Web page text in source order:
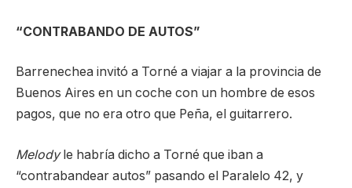
“CONTRABANDO DE AUTOS”
Barrenechea invitó a Torné a viajar a la provincia de
Buenos Aires en un coche con un hombre de esos
pagos, que no era otro que Peña, el guitarrero.
Melodyle habría dicho a Torné que iban a
“contrabandear autos” pasando el Paralelo 42, y